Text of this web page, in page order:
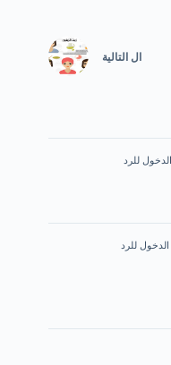
ال التالية
للرد
للرد